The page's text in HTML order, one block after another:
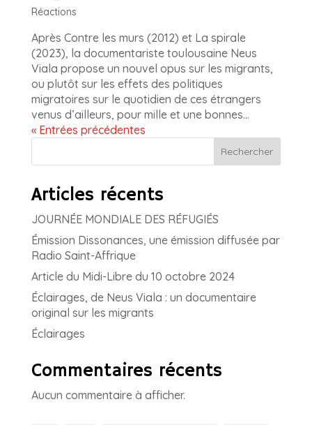
Réactions
Après Contre les murs (2012) et La spirale
(2023), la documentariste toulousaine Neus
Viala propose un nouvel opus sur les migrants,
ou plutôt sur les effets des politiques
migratoires sur le quotidien de ces étrangers
venus d’ailleurs, pour mille et une bonnes...
« Entrées précédentes
Rechercher
Articles récents
JOURNÉE MONDIALE DES RÉFUGIÉS
Émission Dissonances, une émission diffusée par
Radio Saint-Affrique
Article du Midi-Libre du 10 octobre 2024
Éclairages, de Neus Viala : un documentaire
original sur les migrants
Éclairages
Commentaires récents
Aucun commentaire à afficher.